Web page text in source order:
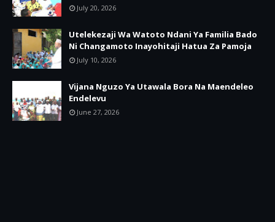
July 20, 2026
Utelekezaji Wa Watoto Ndani Ya Familia Bado
Ni Changamoto Inayohitaji Hatua Za Pamoja
July 10, 2026
Vijana Nguzo Ya Utawala Bora Na Maendeleo
Endelevu
June 27, 2026